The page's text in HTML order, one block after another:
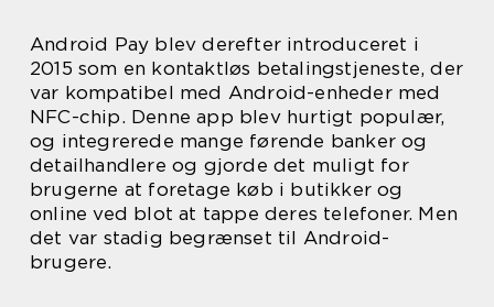
Android Pay blev derefter introduceret i
2015 som en kontaktløs betalingstjeneste, der
var kompatibel med Android-enheder med
NFC-chip. Denne app blev hurtigt populær,
og integrerede mange førende banker og
detailhandlere og gjorde det muligt for
brugerne at foretage køb i butikker og
online ved blot at tappe deres telefoner. Men
det var stadig begrænset til Android-
brugere.